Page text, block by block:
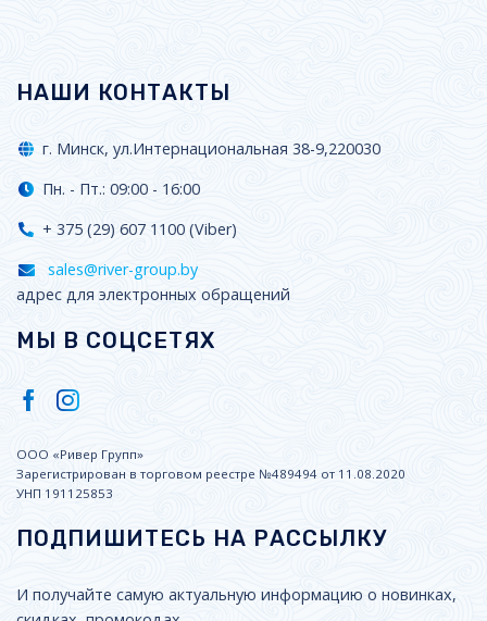
НАШИ КОНТАКТЫ
г. Минск, ул.Интернациональная 38-9,220030
Пн. - Пт.: 09:00 - 16:00
+ 375 (29) 607 1100 (Viber)
sales@river-group.by
адрес для электронных обращений
МЫ В СОЦСЕТЯХ
ООО «Ривер Групп»
Зарегистрирован в торговом реестре №489494 от 11.08.2020
УНП 191125853
ПОДПИШИТЕСЬ НА РАССЫЛКУ
И получайте самую актуальную информацию о новинках,